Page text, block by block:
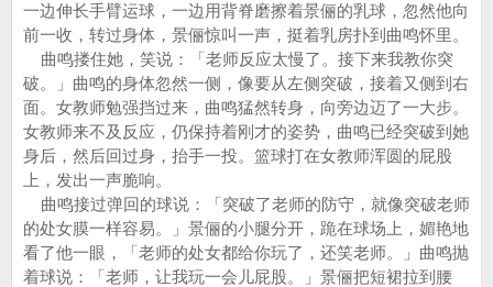
一边伸长手臂运球，一边用背脊磨擦着景俪的乳球，忽然他向
前一收，转过身体，景俪惊叫一声，挺着乳房扑到曲鸣怀里。
曲鸣搂住她，笑说：「老师反应太慢了。接下来我教你突
破。」曲鸣的身体忽然一侧，像要从左侧突破，接着又侧到右
面。女教师勉强挡过来，曲鸣猛然转身，向旁边迈了一大步。
女教师来不及反应，仍保持着刚才的姿势，曲鸣已经突破到她
身后，然后回过身，抬手一投。篮球打在女教师浑圆的屁股
上，发出一声脆响。
曲鸣接过弹回的球说：「突破了老师的防守，就像突破老师
的处女膜一样容易。」景俪的小腿分开，跪在球场上，媚艳地
看了他一眼，「老师的处女都给你玩了，还笑老师。」曲鸣抛
着球说：「老师，让我玩一会儿屁股。」景俪把短裙拉到腰